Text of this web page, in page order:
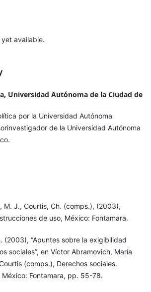
available.
Universidad Autónoma de la Ciudad de
por la Universidad Autónoma
de la Universidad Autónoma
M. J., Courtis, Ch. (comps.), (2003),
de uso, México: Fontamara.
(2003), “Apuntes sobre la exigibilidad
sociales”, en Víctor Abramovich, María
(comps.), Derechos sociales.
Fontamara, pp. 55-78.